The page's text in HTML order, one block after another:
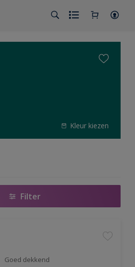
Kleur kiezen
Filter
Goed dekkend